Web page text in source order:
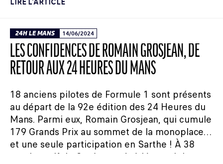
24H LE MANS 14/06/2024
LES CONFIDENCES DE ROMAIN GROSJEAN, DE
RETOUR AUX 24 HEURES DU MANS
18 anciens pilotes de Formule 1 sont présents
au départ de la 92e édition des 24 Heures du
Mans. Parmi eux, Romain Grosjean, qui cumule
179 Grands Prix au sommet de la monoplace…
et une seule participation en Sarthe ! À 38
ans, le natif de Genève va (re)découvrir Le